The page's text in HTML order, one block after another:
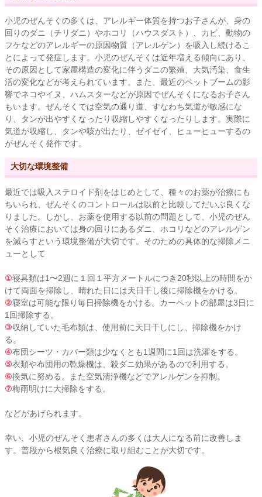
小児のぜんそくの多くは、アレルギー体質を持つお子さんが、身の
回りのダニ（チリダニ）やホコリ（ハウスダスト）、カビ、動物の
フケなどのアレルギーの原因物質（アレルゲン）を吸入し続けるこ
とによって発症します。小児のぜんそくは近年増える傾向にあり、
その原因として家屋構造の変化に伴うダニの繁殖、大気汚染、食生
活の変化などが考えられています。また、最近のペットブームの影
響でネコやイヌ、ハムスターなどが原因でぜんそくになるお子さん
もいます。ぜんそくでは空気の通り道、すなわち気道が敏感にな
り、タンが出やすくなったり収縮しやすくなったりします。実際に
気道が収縮し、タンや咳が出たり、ゼイゼイ、ヒューヒューするの
がぜんそく発作です。
大切な環境整備
最近では吸入ステロイド剤をはじめとして、種々のお薬が治療にも
ちいられ、ぜんそくのコントロールは以前と比較してだいぶ良くな
りました。しかし、お薬を使用する以前の問題として、小児のぜん
そく治療においては身の回りにあるダニ、ホコリなどのアレルゲン
を減らすという環境整備が大切です。そのための具体的な掃除メニ
ューとして
①寝具類は1〜2週に１回１平方メートルにつき20秒以上の時間をか
けて両面を掃除し、晴れた日には天日干し後に掃除機をかける。
②寝室は可能な限り毎日掃除機をかける。カーペットの部屋は3日に
1回掃除する。
③収納していた毛布類は、使用前に天日干しにし、掃除機をかけ
る。
④布団シーツ・カバー類は少なくとも1週間に1回は洗濯をする。
⑤衣類や布団用の乾燥機は、殺ダニ効果があるので利用する。
⑥換気に努める。また空気清浄機などでアレルゲンを抑制。
⑦梅雨明けに大掃除をする。
などがあげられます。
幸い、小児のぜんそく患者さんの多くは大人になる前に改善しま
す。普段から根気良く治療に取り組むことが大切です。